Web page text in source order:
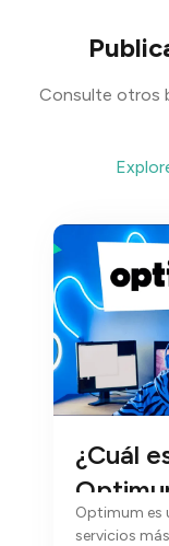
Consulte otros
¿Cuál
Optimum es
servicios